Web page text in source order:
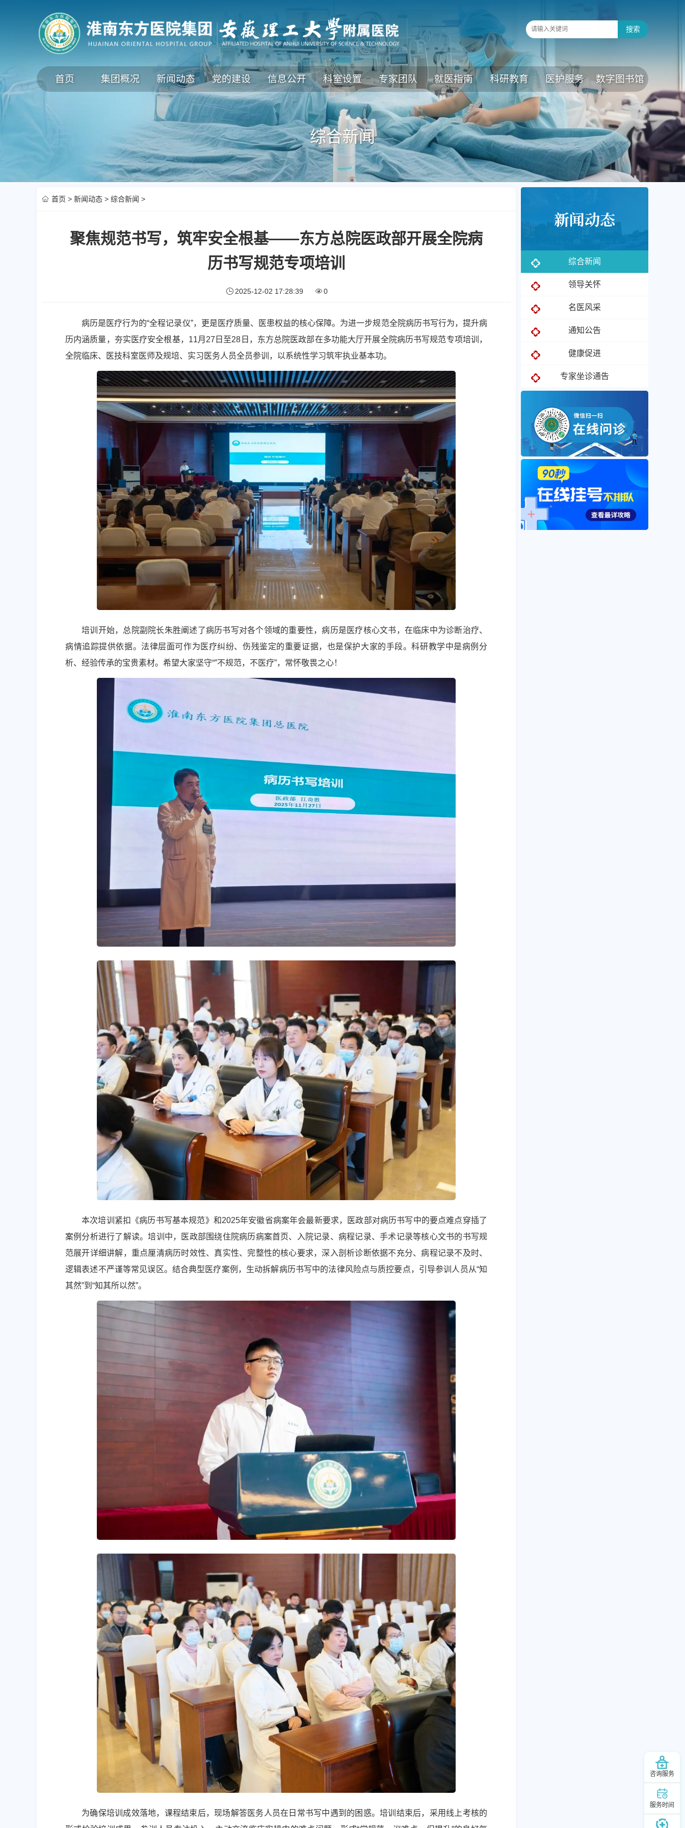
首页 集团概况 新闻动态 党的建设 信息公开 科室设置 专家团队 就医指南 科研教育 医护服务 数字图书馆
综合新闻
首页 > 新闻动态 > 综合新闻 >
聚焦规范书写，筑牢安全根基——东方总院医政部开展全院病
历书写规范专项培训
2025-12-02 17:28:39 0
病历是医疗行为的“全程记录仪”，更是医疗质量、医患权益的核心保障。为进一步规范全院病历书写行为，提升病
历内涵质量，夯实医疗安全根基，11月27日至28日，东方总院医政部在多功能大厅开展全院病历书写规范专项培训，
全院临床、医技科室医师及规培、实习医务人员全员参训，以系统性学习筑牢执业基本功。
培训开始，总院副院长朱胜阐述了病历书写对各个领域的重要性，病历是医疗核心文书，在临床中为诊断治疗、
病情追踪提供依据。法律层面可作为医疗纠纷、伤残鉴定的重要证据，也是保护大家的手段。科研教学中是病例分
析、经验传承的宝贵素材。希望大家坚守“”不规范，不医疗”，常怀敬畏之心！
本次培训紧扣《病历书写基本规范》和2025年安徽省病案年会最新要求，医政部对病历书写中的要点难点穿插了
案例分析进行了解读。培训中，医政部围绕住院病历病案首页、入院记录、病程记录、手术记录等核心文书的书写规
范展开详细讲解，重点厘清病历时效性、真实性、完整性的核心要求，深入剖析诊断依据不充分、病程记录不及时、
逻辑表述不严谨等常见误区。结合典型医疗案例，生动拆解病历书写中的法律风险点与质控要点，引导参训人员从“知
其然”到“知其所以然”。
为确保培训成效落地，课程结束后，现场解答医务人员在日常书写中遇到的困惑。培训结束后，采用线上考核的
新闻动态
综合新闻
领导关怀
名医风采
通知公告
健康促进
专家坐诊通告
咨询服务
服务时间